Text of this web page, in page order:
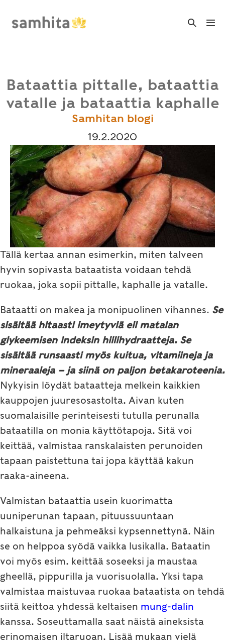
Search
Bataattia pittalle, bataattia
vatalle ja bataattia kaphalle
Samhitan blogi
19.2.2020
Tällä kertaa annan esimerkin, miten talveen
hyvin sopivasta bataatista voidaan tehdä
ruokaa, joka sopii pittalle, kaphalle ja vatalle.
Bataatti on makea ja monipuolinen vihannes. Se
sisältää hitaasti imeytyviä eli matalan
glykeemisen indeksin hiilihydraatteja. Se
sisältää runsaasti myös kuitua, vitamiineja ja
mineraaleja – ja siinä on paljon betakaroteenia.
Nykyisin löydät bataatteja melkein kaikkien
kauppojen juuresosastolta. Aivan kuten
suomalaisille perinteisesti tutulla perunalla
bataatilla on monia käyttötapoja. Sitä voi
keittää, valmistaa ranskalaisten perunoiden
tapaan paistettuna tai jopa käyttää kakun
raaka-aineena.
Valmistan bataattia usein kuorimatta
uuniperunan tapaan, pituussuuntaan
halkaistuna ja pehmeäksi kypsennettynä. Näin
se on helppoa syödä vaikka lusikalla. Bataatin
voi myös esim. keittää soseeksi ja maustaa
gheellä, pippurilla ja vuorisuolalla. Yksi tapa
valmistaa maistuvaa ruokaa bataatista on tehdä
siitä keittoa yhdessä keltaisen mung-dalin
kanssa. Soseuttamalla saat näistä aineksista
erinomaisen iltaruoan. Lisää mukaan vielä